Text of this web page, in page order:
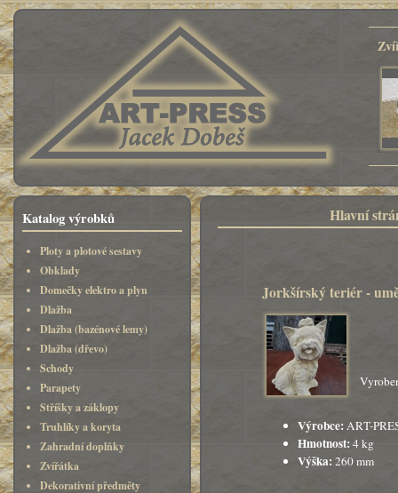
Katalog výrobků
Ploty a plotové sestavy
Obklady
Domečky elektro a plyn
Dlažba
Dlažba (bazénové lemy)
Dlažba (dřevo)
Schody
Parapety
Stříšky a záklopy
Truhlíky a koryta
Zahradní doplňky
Zvířátka
Dekorativní předměty
Hlavní
Jorkšírský teriér -
Výrobce:ART-
Hmotnost:4 kg
Výška:260 mm